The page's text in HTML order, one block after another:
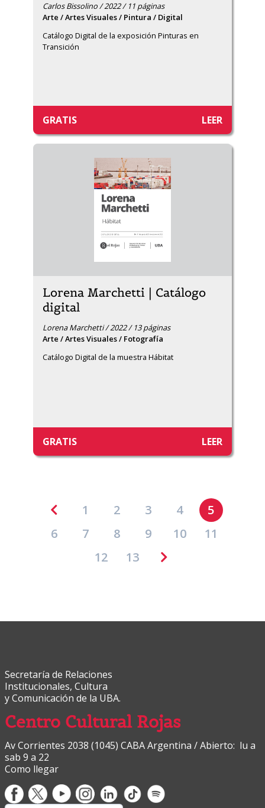
Carlos Bissolino / 2022 / 11 páginas
Arte / Artes Visuales / Pintura / Digital
Catálogo Digital de la exposición Pinturas en
Transición
GRATIS LEER
Lorena Marchetti | Catálogo
digital
Lorena Marchetti / 2022 / 13 páginas
Arte / Artes Visuales / Fotografía
Catálogo Digital de la muestra Hábitat
GRATIS LEER
1 2 3 4
5
6
7 8 9 10
11
12
13
Secretaría de Relaciones
Institucionales, Cultura
y Comunicación de la UBA.
Centro Cultural Rojas
Av Corrientes 2038 (1045) CABA Argentina / Abierto: lu a
sab 9 a 22
Como llegar